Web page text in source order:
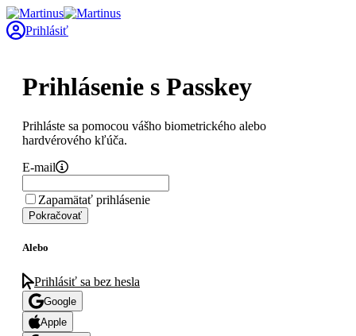
Prihlásiť
Prihlásenie s Passkey
Prihláste sa pomocou vášho biometrického alebo
hardvérového kľúča.
E-mail
Zapamätať prihlásenie
Pokračovať
Alebo
Prihlásiť sa bez hesla
Google
Apple